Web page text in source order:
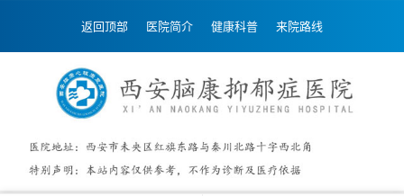
返回顶部 医院简介 健康科普 来院路线